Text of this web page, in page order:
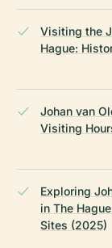
Visiting the
Hague:
Johan van
Visiting
Exploring
in The
Sites (2025)